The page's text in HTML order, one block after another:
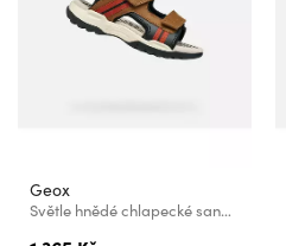
Geox
Světle hnědé chlapecké sandály Geox Borealis